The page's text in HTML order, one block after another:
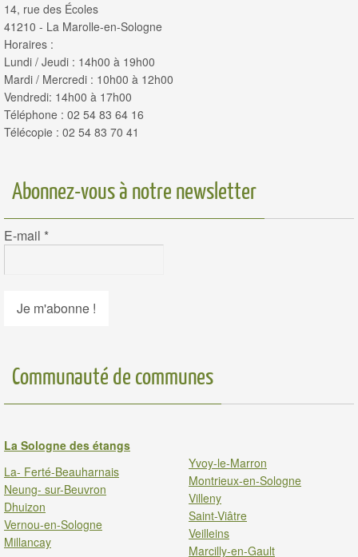
14, rue des Écoles
41210 - La Marolle-en-Sologne
Horaires :
Lundi / Jeudi : 14h00 à 19h00
Mardi / Mercredi : 10h00 à 12h00
Vendredi: 14h00 à 17h00
Téléphone : 02 54 83 64 16
Télécopie : 02 54 83 70 41
Abonnez-vous à notre newsletter
E-mail *
Communauté de communes
La Sologne des étangs
La- Ferté-Beauharnais
Neung- sur-Beuvron
Dhuizon
Vernou-en-Sologne
Millancay
Yvoy-le-Marron
Montrieux-en-Sologne
Villeny
Saint-Viâtre
Veilleins
Marcilly-en-Gault